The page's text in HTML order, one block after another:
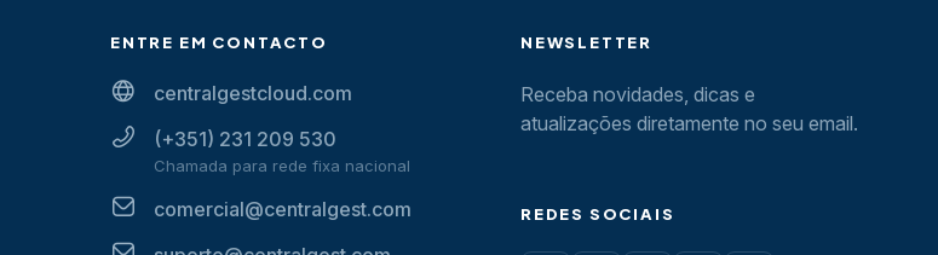
ENTRE EM CONTACTO
centralgestcloud.com
(+351) 231 209 530
Chamada para rede fixa nacional
comercial@centralgest.com
NEWSLETTER
Receba novidades, dicas e
atualizações diretamente no seu email.
REDES SOCIAIS